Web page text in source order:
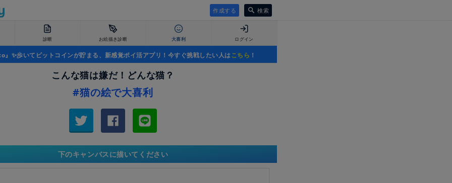
作成する 検索
診断 お絵描き診断 大喜利 ログイン
』✨歩いてビットコインが貯まる、新感覚ポイ活アプリ！今すぐ挑戦したい人はこちら ！
こんな猫は嫌だ！どんな猫？
#猫の絵で大喜利
下のキャンバスに描いてください